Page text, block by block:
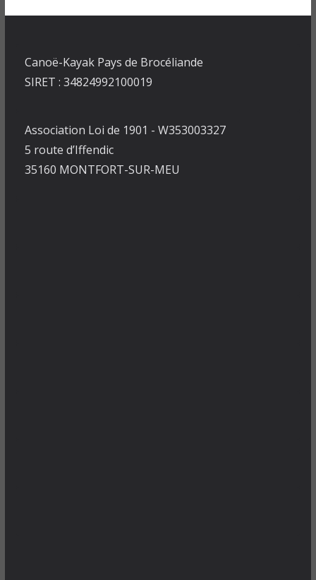
Canoë-Kayak Pays de Brocéliande
SIRET : 34824992100019
Association Loi de 1901 - W353003327
5 route d’Iffendic
35160 MONTFORT-SUR-MEU